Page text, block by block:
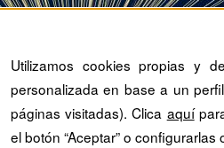
Utilizamos cookies propias y
personalizada en base a un
páginas visitadas). Clica aquí
el botón “Aceptar” o